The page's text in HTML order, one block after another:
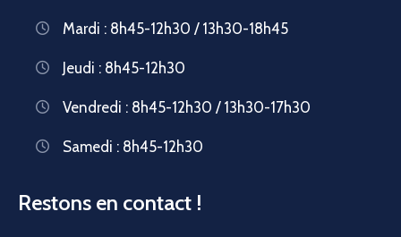
Mardi : 8h45-12h30 / 13h30-18h45
Jeudi : 8h45-12h30
Vendredi : 8h45-12h30 / 13h30-17h30
Samedi : 8h45-12h30
Restons en contact !